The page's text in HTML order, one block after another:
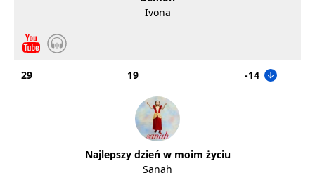
Ivona
29 19 -14
Najlepszy dzień w moim życiu
Sanah